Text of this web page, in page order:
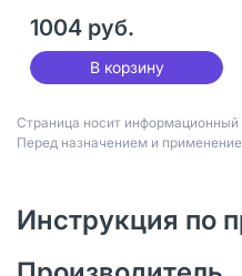
1004 руб.
В корзину
Страница носит информационный
Перед назначением и
Инструкция по